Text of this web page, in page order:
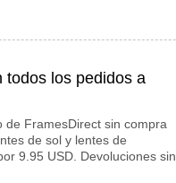
todos los pedidos a
de FramesDirect sin compra
de sol y lentes de
9.95 USD. Devoluciones sin